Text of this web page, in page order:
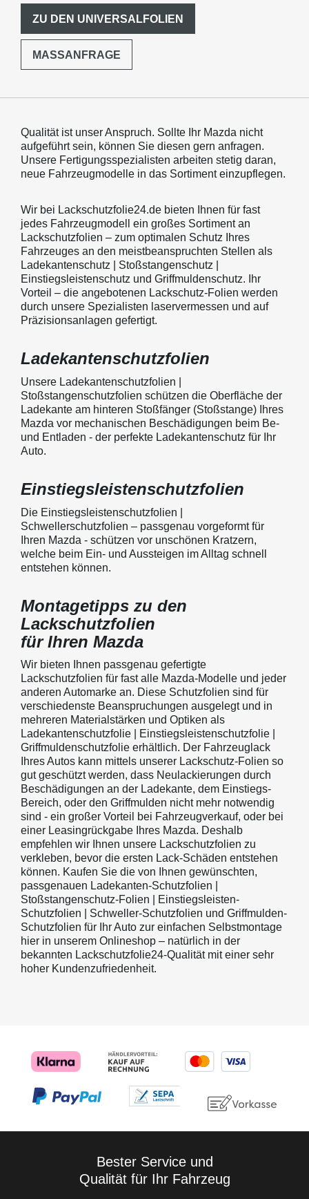
ZU DEN UNIVERSALFOLIEN
MASSANFRAGE
Qualität ist unser Anspruch. Sollte Ihr Mazda nicht
aufgeführt sein, können Sie diesen gern anfragen.
Unsere Fertigungsspezialisten arbeiten stetig daran,
neue Fahrzeugmodelle in das Sortiment einzupflegen.
Wir bei Lackschutzfolie24.de bieten Ihnen für fast
jedes Fahrzeugmodell ein großes Sortiment an
Lackschutzfolien – zum optimalen Schutz Ihres
Fahrzeuges an den meistbeanspruchten Stellen als
Ladekantenschutz | Stoßstangenschutz |
Einstiegsleistenschutz und Griffmuldenschutz. Ihr
Vorteil – die angebotenen Lackschutz-Folien werden
durch unsere Spezialisten laservermessen und auf
Präzisionsanlagen gefertigt.
Ladekantenschutzfolien
Unsere Ladekantenschutzfolien |
Stoßstangenschutzfolien schützen die Oberfläche der
Ladekante am hinteren Stoßfänger (Stoßstange) Ihres
Mazda vor mechanischen Beschädigungen beim Be-
und Entladen - der perfekte Ladekantenschutz für Ihr
Auto.
Einstiegsleistenschutzfolien
Die Einstiegsleistenschutzfolien |
Schwellerschutzfolien – passgenau vorgeformt für
Ihren Mazda - schützen vor unschönen Kratzern,
welche beim Ein- und Aussteigen im Alltag schnell
entstehen können.
Montagetipps zu den
Lackschutzfolien
für Ihren Mazda
Wir bieten Ihnen passgenau gefertigte
Lackschutzfolien für fast alle Mazda-Modelle und jeder
anderen Automarke an. Diese Schutzfolien sind für
verschiedenste Beanspruchungen ausgelegt und in
mehreren Materialstärken und Optiken als
Ladekantenschutzfolie | Einstiegsleistenschutzfolie |
Griffmuldenschutzfolie erhältlich. Der Fahrzeuglack
Ihres Autos kann mittels unserer Lackschutz-Folien so
gut geschützt werden, dass Neulackierungen durch
Beschädigungen an der Ladekante, dem Einstiegs-
Bereich, oder den Griffmulden nicht mehr notwendig
sind - ein großer Vorteil bei Fahrzeugverkauf, oder bei
einer Leasingrückgabe Ihres Mazda. Deshalb
empfehlen wir Ihnen unsere Lackschutzfolien zu
verkleben, bevor die ersten Lack-Schäden entstehen
können. Kaufen Sie die von Ihnen gewünschten,
passgenauen Ladekanten-Schutzfolien |
Stoßstangenschutz-Folien | Einstiegsleisten-
Schutzfolien | Schweller-Schutzfolien und Griffmulden-
Schutzfolien für Ihr Auto zur einfachen Selbstmontage
hier in unserem Onlineshop – natürlich in der
bekannten Lackschutzfolie24-Qualität mit einer sehr
hoher Kundenzufriedenheit.
Bester Service und
Qualität für Ihr Fahrzeug